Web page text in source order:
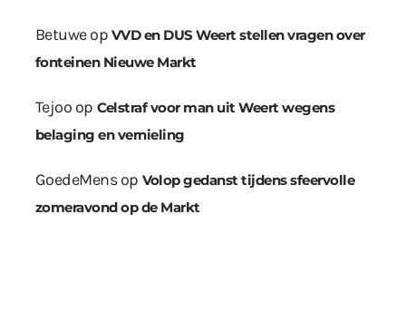
Betuweop VVD en DUS Weert stellen vragen over
fonteinen Nieuwe Markt
Tejoo op Celstraf voor man uit Weert wegens
belaging en vernieling
GoedeMensop Volop gedanst tijdens sfeervolle
zomeravond op de Markt